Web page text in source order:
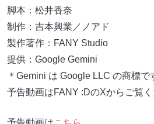
脚本：松井香奈
制作：吉本興業／ノアド
製作著作：FANY Studio
提供：Google Gemini
＊Gemini は Google LLC の商標で
予告動画はFANY :DのXからご覧く